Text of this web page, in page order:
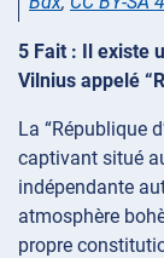
5 Fait : Il existe
Vilnius appelé
La “République
captivant situé
indépendante
atmosphère
propre